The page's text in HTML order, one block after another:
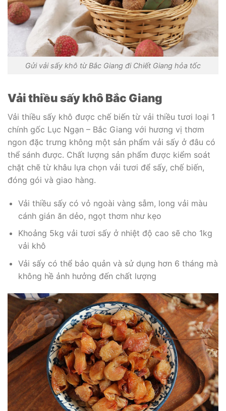
Gửi vải sấy khô từ Bắc Giang đi Chiết Giang hỏa tốc
Vải thiều sấy khô Bắc Giang
Vải thiều sấy khô được chế biến từ vải thiều tươi loại 1
chính gốc Lục Ngạn – Bắc Giang với hương vị thơm
ngon đặc trưng không một sản phẩm vải sấy ở đâu có
thể sánh được. Chất lượng sản phẩm được kiểm soát
chặt chẽ từ khâu lựa chọn vải tươi để sấy, chế biến,
đóng gói và giao hàng.
Vải thiều sấy có vỏ ngoài vàng sẫm, long vải màu
cánh gián ăn dẻo, ngọt thơm như kẹo
Khoảng 5kg vải tươi sấy ở nhiệt độ cao sẽ cho 1kg
vải khô
Vải sấy có thể bảo quản và sử dụng hơn 6 tháng mà
không hề ảnh hưởng đến chất lượng